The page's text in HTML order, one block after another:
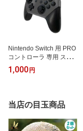
Nintendo Switch 用 PRO
コントローラ 専用 スキ
ンシール ニンテンドー
スイッチ プロコン 専用
保護 フィルム ステッカ
ー デコ アクセサリー igst
ore 009015 シンプル
無地 グレー
1,000 円
当店の目玉商品